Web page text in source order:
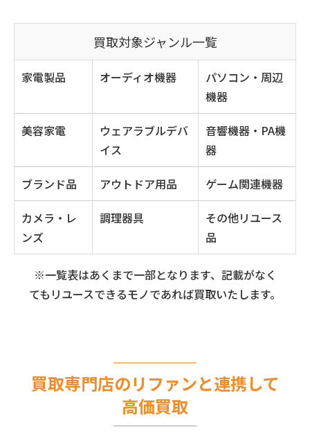
買取対象ジャンル一覧
家電製品 オーディオ機器
パソコン・周辺
機器
美容家電
ウェアラブルデバ
イス
音響機器・PA機
器
ブランド品 アウトドア用品 ゲーム関連機器
カメラ・レ
ンズ
調理器具
その他リユース
品
※一覧表はあくまで一部となります、記載がなく
てもリユースできるモノであれば買取いたします。
買取専門店のリファンと連携して
高価買取